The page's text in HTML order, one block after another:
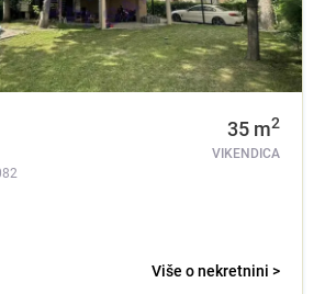
35 m2
VIKENDICA
Više o nekretnini >